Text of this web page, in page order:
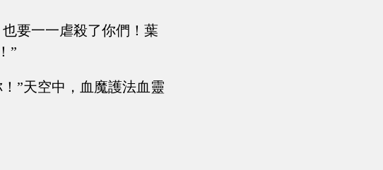
要一一虐殺了你們！葉
”
”天空中，血魔護法血靈